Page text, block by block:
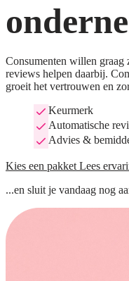
Consumenten willen graag
reviews helpen daarbij.
groeit het vertrouwen en
Keurmerk
Automatische
Advies &
Kies een pakket Lees
...en sluit je vandaag nog